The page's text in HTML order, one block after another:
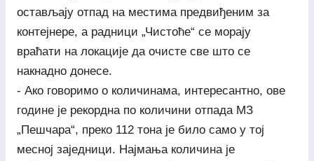
остављају отпад на местима предвиђеним за
контејнере, а радници „Чистоће“ се морају
враћати на локације да очисте све што се
накнадно донесе.
- Ако говоримо о количинама, интересантно, ове
године је рекордна по количини отпада МЗ
„Пешчара“, преко 112 тона је било само у тој
месној заједници. Најмања количина је